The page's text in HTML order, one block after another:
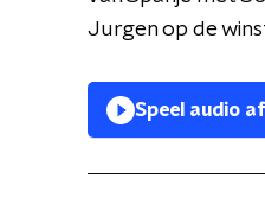
Jurgen op de
Speel audio af